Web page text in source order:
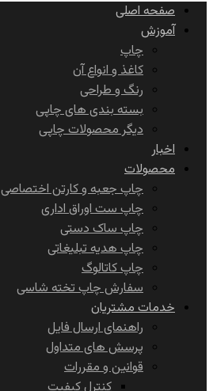
صفحه اصلی
آموزش
چاپ
کاغذ و انواع آن
رنگ و طراحی
بسته بندی های چاپی
دیگر محصولات چاپی
اخبار
محصولات
چاپ جعبه و کارتن اختصاصی
چاپ ست اوراق اداری
چاپ ساک دستی
چاپ هدیه تبلیغاتی
چاپ کاتالوگ
سفارش چاپ تخته شاسی
خدمات مشتریان
راهنمای ارسال فایل
پرسش های متداول
قوانین و مقررات